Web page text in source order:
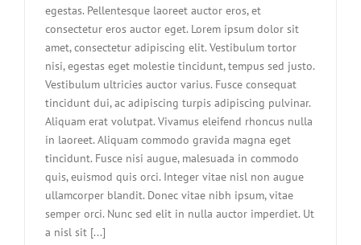
egestas. Pellentesque laoreet auctor eros, et
consectetur eros auctor eget. Lorem ipsum dolor sit
amet, consectetur adipiscing elit. Vestibulum tortor
nisi, egestas eget molestie tincidunt, tempus sed justo.
Vestibulum ultricies auctor varius. Fusce consequat
tincidunt dui, ac adipiscing turpis adipiscing pulvinar.
Aliquam erat volutpat. Vivamus eleifend rhoncus nulla
in laoreet. Aliquam commodo gravida magna eget
tincidunt. Fusce nisi augue, malesuada in commodo
quis, euismod quis orci. Integer vitae nisl non augue
ullamcorper blandit. Donec vitae nibh ipsum, vitae
semper orci. Nunc sed elit in nulla auctor imperdiet. Ut
a nisl sit [...]